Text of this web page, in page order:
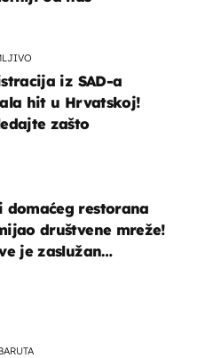
iz SAD-a
hit u Hrvatskoj!
zašto
domaćeg restorana
društvene mreže!
je zaslužan